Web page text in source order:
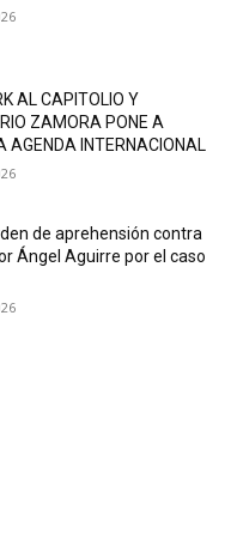
AL CAPITOLIO Y
ZAMORA PONE A
AGENDA INTERNACIONAL
de aprehensión contra
Ángel Aguirre por el caso